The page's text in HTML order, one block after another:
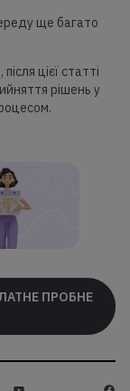
ще багато
цієї статті
рішень у
ПРОБНЕ